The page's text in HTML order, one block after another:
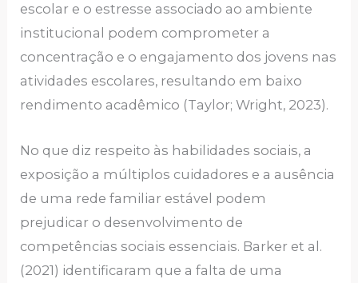
escolar e o estresse associado ao ambiente
institucional podem comprometer a
concentração e o engajamento dos jovens nas
atividades escolares, resultando em baixo
rendimento acadêmico (Taylor; Wright, 2023).
No que diz respeito às habilidades sociais, a
exposição a múltiplos cuidadores e a ausência
de uma rede familiar estável podem
prejudicar o desenvolvimento de
competências sociais essenciais. Barker et al.
(2021) identificaram que a falta de uma